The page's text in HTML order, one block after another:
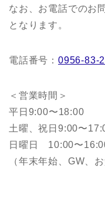
なお、お電話でのお
となります。
電話番号： 0956-83-
＜営業時間＞
平日9:00〜18:00
土曜、祝日9:00〜
日曜日 10:00〜
（年末年始、GW、